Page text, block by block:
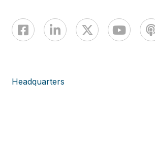
Headquarters